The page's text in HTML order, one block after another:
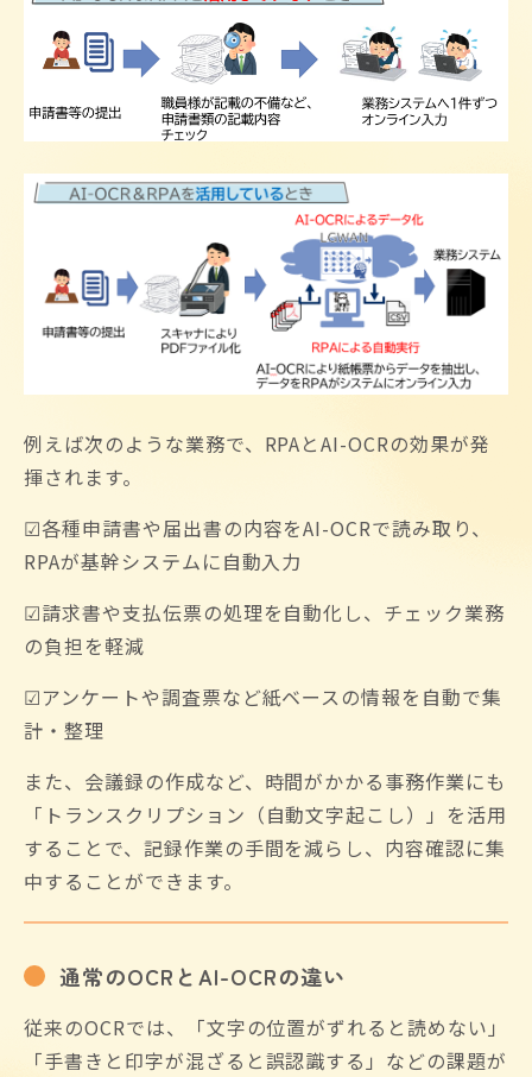
例えば次のような業務で、RPAとAI-OCRの効果が発
揮されます。
☑各種申請書や届出書の内容をAI-OCRで読み取り、
RPAが基幹システムに自動入力
☑請求書や支払伝票の処理を自動化し、チェック業務
の負担を軽減
☑アンケートや調査票など紙ベースの情報を自動で集
計・整理
また、会議録の作成など、時間がかかる事務作業にも
「トランスクリプション（自動文字起こし）」を活用
することで、記録作業の手間を減らし、内容確認に集
中することができます。
通常のOCRとAI-OCRの違い
従来のOCRでは、「文字の位置がずれると読めない」
「手書きと印字が混ざると誤認識する」などの課題が